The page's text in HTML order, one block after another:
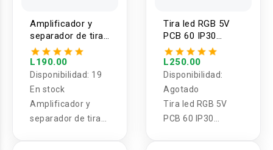
Amplificador y
separador de tira
LED RGB de 1 a 4
/ 8 salidas 3 pines
5-24V para
WS2811 WS2812B
L190.00
Disponibilidad: 19
En stock
Amplificador y
separador de tira
Tira led RGB 5V
PCB 60 IP30
WS2812B 1 Y 2
METROS
L250.00
Disponibilidad:
Agotado
Tira led RGB 5V
PCB 60 IP30